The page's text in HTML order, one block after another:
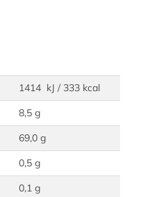
1414 kJ / 333 kcal
8,5 g
69,0 g
0,5 g
0,1 g